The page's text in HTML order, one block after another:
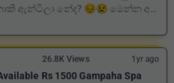
ඇන්ටිලා නේද? 😔😢 මෙන්න අද
26.8K Views 1yr ago
Rs 1500 Gampaha Spa